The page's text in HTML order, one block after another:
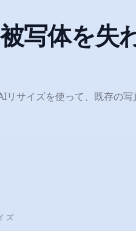
被写体を失
リサイズを使って、既存の
ズ